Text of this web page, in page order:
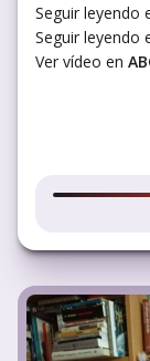
Seguir leyendo
Seguir leyendo
Ver vídeo en